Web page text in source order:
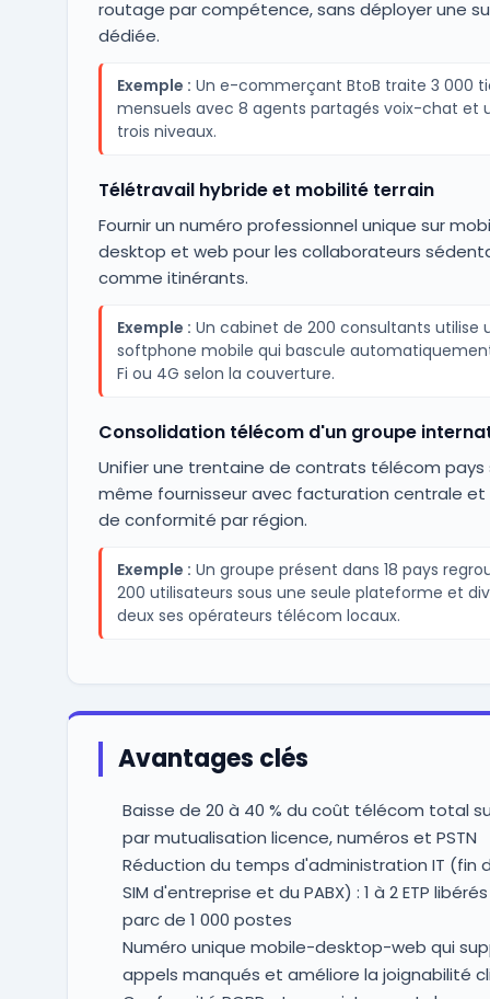
routage par compétence, sans déployer une
dédiée.
Exemple : Un e-commerçant BtoB traite 3 000
mensuels avec 8 agents partagés voix-chat et
trois niveaux.
Télétravail hybride et mobilité terrain
Fournir un numéro professionnel unique sur
desktop et web pour les collaborateurs
comme itinérants.
Exemple : Un cabinet de 200 consultants utilise
softphone mobile qui bascule
Fi ou 4G selon la couverture.
Consolidation télécom d'un groupe
Unifier une trentaine de contrats télécom pays
même fournisseur avec facturation centrale et
de conformité par région.
Exemple : Un groupe présent dans 18 pays
200 utilisateurs sous une seule plateforme et
deux ses opérateurs télécom locaux.
Avantages clés
Baisse de 20 à 40 % du coût télécom total
par mutualisation licence, numéros et PSTN
Réduction du temps d'administration IT (fin
SIM d'entreprise et du PABX) : 1 à 2 ETP
parc de 1 000 postes
Numéro unique mobile-desktop-web qui
appels manqués et améliore la joignabilité